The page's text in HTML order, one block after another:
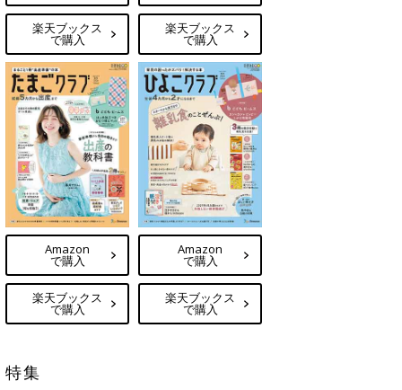
楽天ブックス
で購入
楽天ブックス
で購入
Amazon
で購入
楽天ブックス
で購入
Amazon
で購入
楽天ブックス
で購入
特集